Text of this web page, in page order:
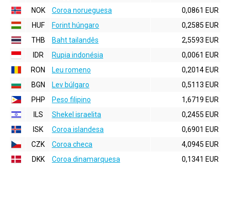
NOK
Coroa norueguesa
0,0861 EUR
HUF
Forint húngaro
0,2585 EUR
THB
Baht tailandês
2,5593 EUR
IDR
Rupia indonésia
0,0061 EUR
RON
Leu romeno
0,2014 EUR
BGN
Lev búlgaro
0,5113 EUR
PHP
Peso filipino
1,6719 EUR
ILS
Shekel israelita
0,2455 EUR
ISK
Coroa islandesa
0,6901 EUR
CZK
Coroa checa
4,0945 EUR
DKK
Coroa dinamarquesa 0,1341 EUR